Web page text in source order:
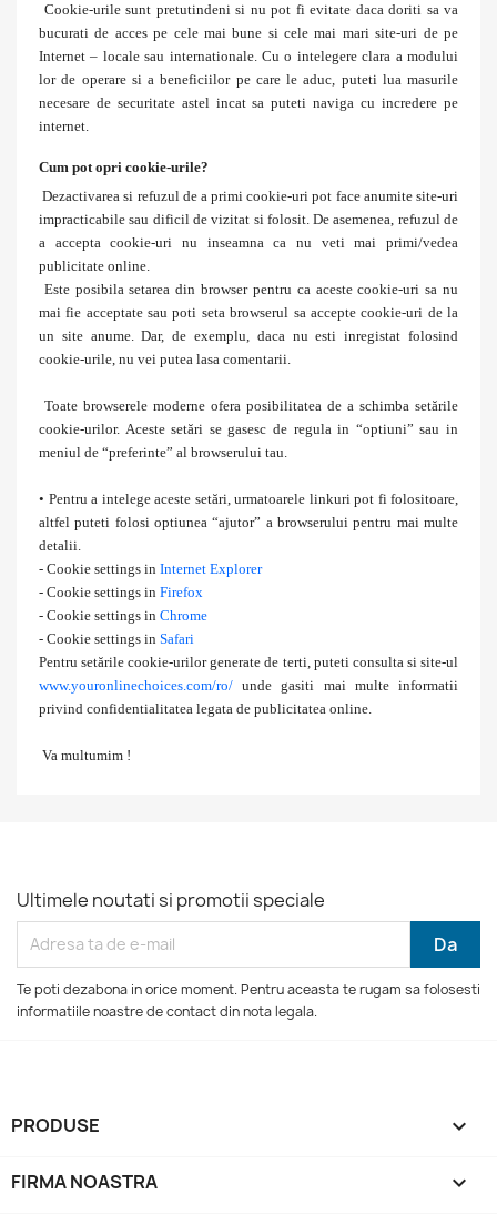
Cookie-urile sunt pretutindeni si nu pot fi evitate daca doriti sa va
bucurati de acces pe cele mai bune si cele mai mari site-uri de pe
Internet – locale sau internationale. Cu o intelegere clara a modului
lor de operare si a beneficiilor pe care le aduc, puteti lua masurile
necesare de securitate astel incat sa puteti naviga cu incredere pe
internet.
Cum pot opri cookie-urile?
Dezactivarea si refuzul de a primi cookie-uri pot face anumite site-uri
impracticabile sau dificil de vizitat si folosit. De asemenea, refuzul de
a accepta cookie-uri nu inseamna ca nu veti mai primi/vedea
publicitate online.
Este posibila setarea din browser pentru ca aceste cookie-uri sa nu
mai fie acceptate sau poti seta browserul sa accepte cookie-uri de la
un site anume. Dar, de exemplu, daca nu esti inregistat folosind
cookie-urile, nu vei putea lasa comentarii.
Toate browserele moderne ofera posibilitatea de a schimba setările
cookie-urilor. Aceste setări se gasesc de regula in “optiuni” sau in
meniul de “preferinte” al browserului tau.
• Pentru a intelege aceste setări, urmatoarele linkuri pot fi folositoare,
altfel puteti folosi optiunea “ajutor” a browserului pentru mai multe
detalii.
- Cookie settings in Internet Explorer
- Cookie settings in Firefox
- Cookie settings in Chrome
- Cookie settings in Safari
Pentru setările cookie-urilor generate de terti, puteti consulta si site-ul
www.youronlinechoices.com/ro/ unde gasiti mai multe informatii
privind confidentialitatea legata de publicitatea online.
Va multumim !
Ultimele noutati si promotii speciale
Te poti dezabona in orice moment. Pentru aceasta te rugam sa folosesti
informatiile noastre de contact din nota legala.
PRODUSE 
FIRMA NOASTRA 